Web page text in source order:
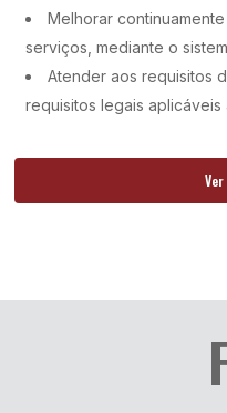
Melhorar continuamente os processos, produtos e
serviços, mediante o
Atender aos requisitos do Sistema de Gestão implantado e
requisitos legais aplicáveis